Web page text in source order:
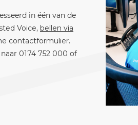
in één van de
Voice, bellen via
contactformulier.
0174 752 000 of